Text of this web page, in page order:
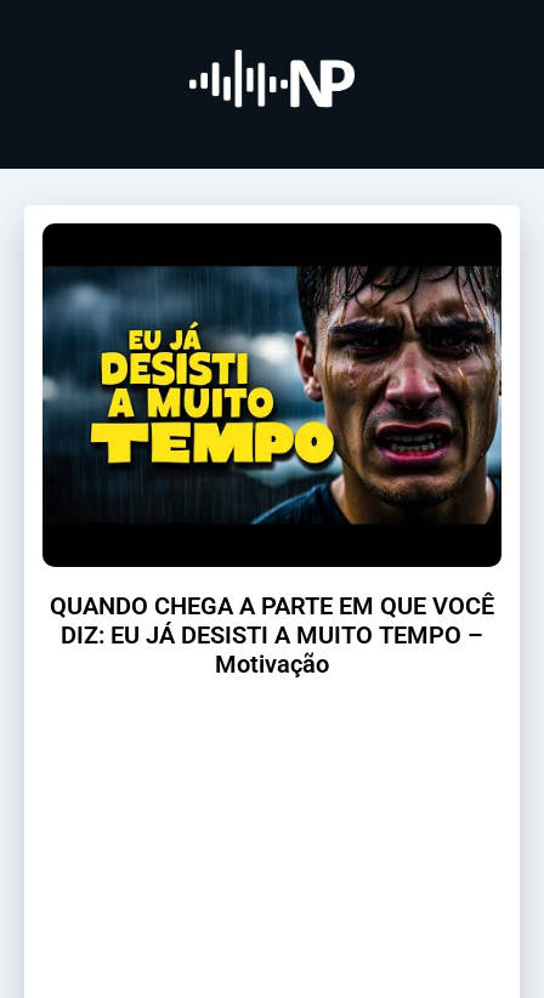
QUANDO CHEGA A PARTE EM QUE VOCÊ
DIZ: EU JÁ DESISTI A MUITO TEMPO –
Motivação